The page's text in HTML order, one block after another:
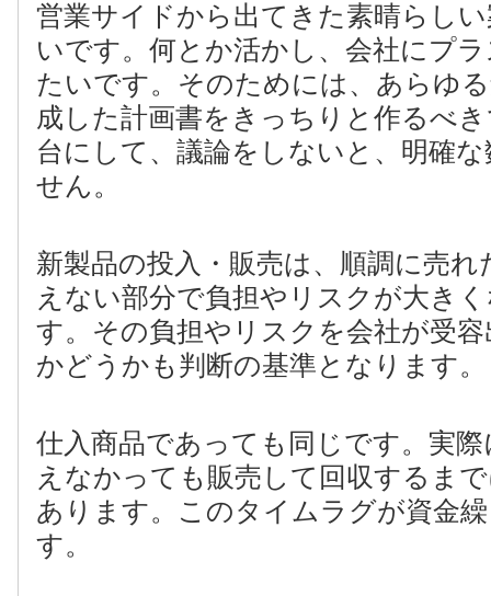
営業サイドから出てきた素晴らし
いです。何とか活かし、会社にプ
たいです。そのためには、あらゆ
成した計画書をきっちりと作るべ
台にして、議論をしないと、明確
せん。
新製品の投入・販売は、順調に売
えない部分で負担やリスクが大き
す。その負担やリスクを会社が受
かどうかも判断の基準となります。
仕入商品であっても同じです。実
えなかっても販売して回収するま
あります。このタイムラグが資金
す。